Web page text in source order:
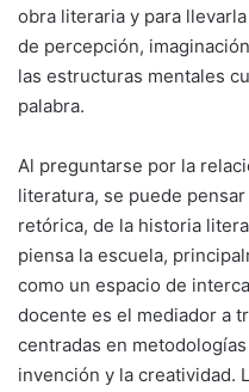
obra literaria y para
de percepción,
las estructuras mentales
palabra.
Al preguntarse por la
literatura, se puede
retórica, de la historia
piensa la escuela,
como un espacio de
docente es el mediador a
centradas en
invención y la creatividad.